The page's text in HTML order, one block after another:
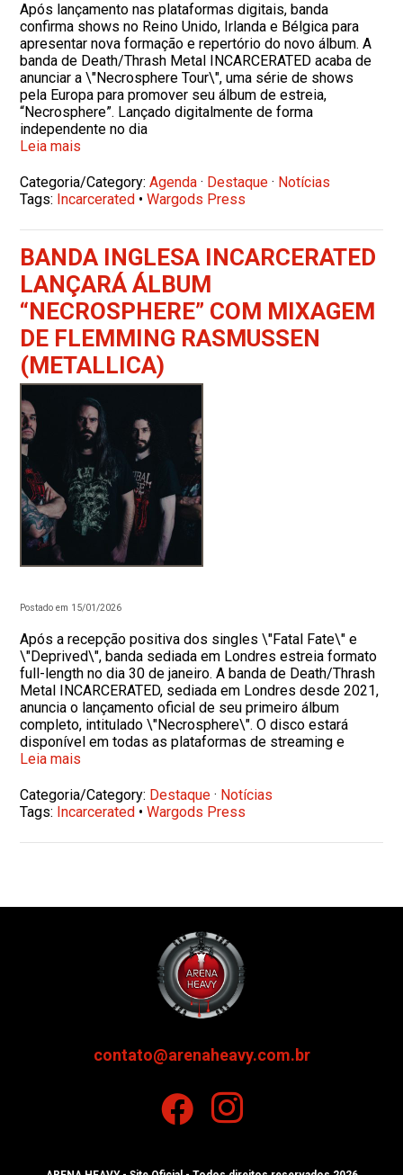
Após lançamento nas plataformas digitais, banda
confirma shows no Reino Unido, Irlanda e Bélgica para
apresentar nova formação e repertório do novo álbum. A
banda de Death/Thrash Metal INCARCERATED acaba de
anunciar a \"Necrosphere Tour\", uma série de shows
pela Europa para promover seu álbum de estreia,
“Necrosphere”. Lançado digitalmente de forma
independente no dia
Leia mais
Categoria/Category:Agenda · Destaque · Notícias
Tags: Incarcerated •Wargods Press
BANDA INGLESA INCARCERATED
LANÇARÁ ÁLBUM
“NECROSPHERE” COM MIXAGEM
DE FLEMMING RASMUSSEN
(METALLICA)
Postado em 15/01/2026
Após a recepção positiva dos singles \"Fatal Fate\" e
\"Deprived\", banda sediada em Londres estreia formato
full-length no dia 30 de janeiro. A banda de Death/Thrash
Metal INCARCERATED, sediada em Londres desde 2021,
anuncia o lançamento oficial de seu primeiro álbum
completo, intitulado \"Necrosphere\". O disco estará
disponível em todas as plataformas de streaming e
Leia mais
Categoria/Category: Destaque · Notícias
Tags: Incarcerated •Wargods Press
contato@arenaheavy.com.br